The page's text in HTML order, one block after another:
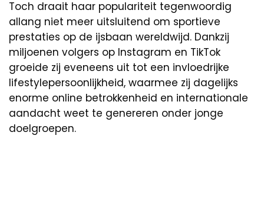
Toch draait haar populariteit tegenwoordig
allang niet meer uitsluitend om sportieve
prestaties op de ijsbaan wereldwijd. Dankzij
miljoenen volgers op Instagram en TikTok
groeide zij eveneens uit tot een invloedrijke
lifestylepersoonlijkheid, waarmee zij dagelijks
enorme online betrokkenheid en internationale
aandacht weet te genereren onder jonge
doelgroepen.